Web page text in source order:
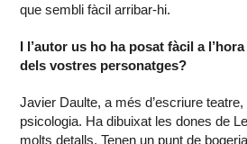
que sembli fàcil arribar-hi.
I l’autor us ho ha posat fàcil a
dels vostres personatges?
Javier Daulte, a més d’escriure
psicologia. Ha dibuixat les dones de
molts detalls. Tenen un punt de